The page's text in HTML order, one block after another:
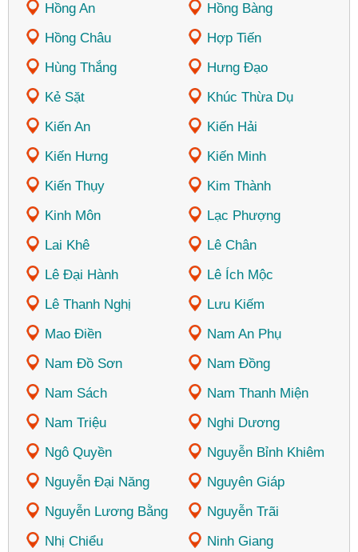
Hồng An
Hồng Bàng
Hồng Châu
Hợp Tiến
Hùng Thắng
Hưng Đạo
Kẻ Sặt
Khúc Thừa Dụ
Kiến An
Kiến Hải
Kiến Hưng
Kiến Minh
Kiến Thụy
Kim Thành
Kinh Môn
Lạc Phượng
Lai Khê
Lê Chân
Lê Đại Hành
Lê Ích Mộc
Lê Thanh Nghị
Lưu Kiếm
Mao Điền
Nam An Phụ
Nam Đồ Sơn
Nam Đồng
Nam Sách
Nam Thanh Miện
Nam Triệu
Nghi Dương
Ngô Quyền
Nguyễn Bỉnh Khiêm
Nguyễn Đại Năng
Nguyên Giáp
Nguyễn Lương Bằng
Nguyễn Trãi
Nhị Chiểu
Ninh Giang